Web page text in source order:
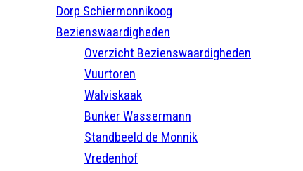
Dorp Schiermonnikoog
Bezienswaardigheden
Overzicht Bezienswaardigheden
Vuurtoren
Walviskaak
Bunker Wassermann
Standbeeld de Monnik
Vredenhof